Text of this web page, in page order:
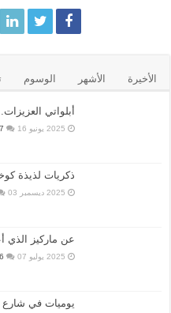
الأخيرة الأشهر الوسوم
أبلواتي
2025 يونيو 16
ذكريات لذيذة
2025 ديسمبر 03
عن ماركيز الذي
2025 يوليو 07
يوميات في شارع